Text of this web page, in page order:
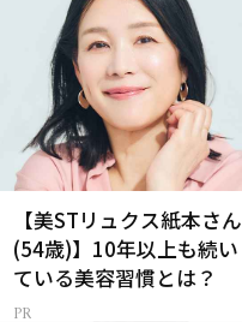
【美STリュクス紙本さん
(54歳)】10年以上も続い
ている美容習慣とは？